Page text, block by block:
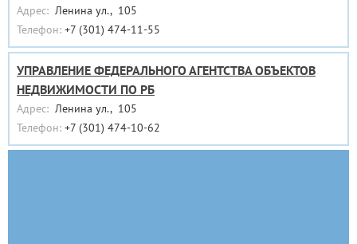
Адрес: Ленина ул., 105
Телефон: +7 (301) 474-11-55
УПРАВЛЕНИЕ ФЕДЕРАЛЬНОГО АГЕНТСТВА ОБЪЕКТОВ
НЕДВИЖИМОСТИ ПО РБ
Адрес: Ленина ул., 105
Телефон: +7 (301) 474-10-62